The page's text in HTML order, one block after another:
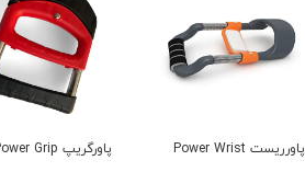
پاورریست Power Wrist پاورگریپ Power Grip